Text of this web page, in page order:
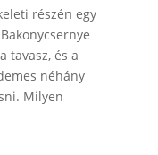
részén egy
tavasz, és a
néhány
Milyen